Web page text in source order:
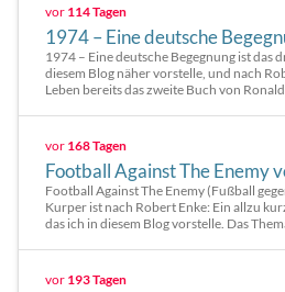
vor 114 Tagen
1974 – Eine deutsche
1974 – Eine deutsche Begegnung ist das
diesem Blog näher vorstelle, und nach
Leben bereits das zweite Buch von Ronald
vor 168 Tagen
Football Against The Enemy
Football Against The Enemy (Fußball
Kurper ist nach Robert Enke: Ein allzu
das ich in diesem Blog vorstelle. Das
vor 193 Tagen